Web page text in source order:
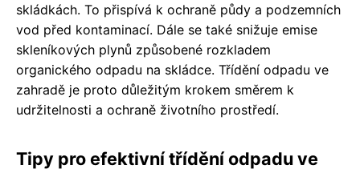
skládkách. To přispívá k ochraně půdy a podzemních
vod před kontaminací. Dále se také snižuje emise
skleníkových plynů způsobené rozkladem
organického odpadu na skládce. Třídění odpadu ve
zahradě je proto důležitým krokem směrem k
udržitelnosti a ochraně životního prostředí.
Tipy pro efektivní třídění odpadu ve